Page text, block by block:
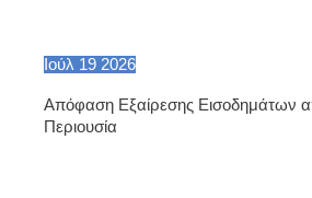
Ιούλ 19 2026
Απόφαση Εξαίρεσης Εισοδημάτων
Περιουσία